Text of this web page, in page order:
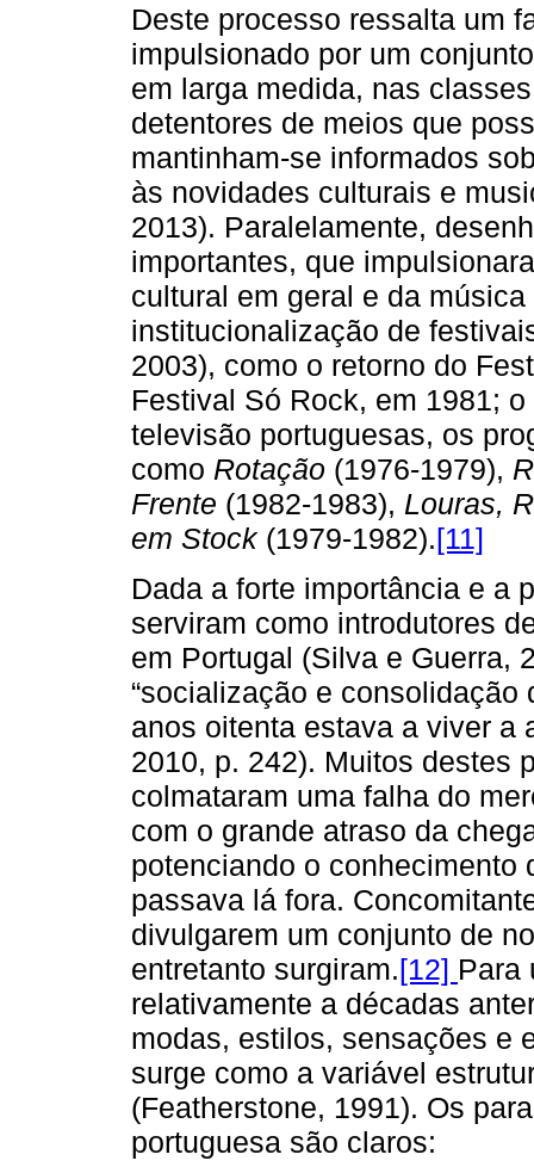
Deste processo ressalta um
impulsionado por um
em larga medida, nas
detentores de meios que
mantinham-se informados
às novidades culturais e
2013). Paralelamente,
importantes, que
cultural em geral e da
institucionalização de
2003), como o retorno do
Festival Só Rock, em 1981;
televisão portuguesas, os
como Rotação (1976-1979),
Frente (1982-1983), Louras,
em Stock(1979-1982).[11]
Dada a forte importância e a
serviram como introdutores
em Portugal (Silva e Guerra,
“socialização e
anos oitenta estava a viver a
2010, p. 242). Muitos destes
colmataram uma falha do
com o grande atraso da
potenciando o conhecimento
passava lá fora.
divulgarem um conjunto de
entretanto surgiram.[12] Para
relativamente a décadas
modas, estilos, sensações e
surge como a variável
(Featherstone, 1991). Os
portuguesa são claros: